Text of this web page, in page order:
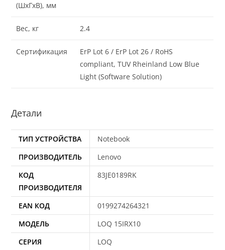
(ШхГхВ), мм
Вес, кг 2.4
Сертификация
ErP Lot 6 / ErP Lot 26 / RoHS
compliant, TUV Rheinland Low Blue
Light (Software Solution)
Детали
ТИП УСТРОЙСТВА
Notebook
ПРОИЗВОДИТЕЛЬ
Lenovo
КОД
ПРОИЗВОДИТЕЛЯ
83JE0189RK
EAN КОД
0199274264321
МОДЕЛЬ
LOQ 15IRX10
СЕРИЯ
LOQ